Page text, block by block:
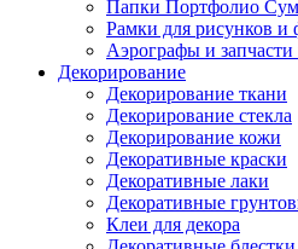
Папки Портфолио
Рамки для рисунков и
Аэрографы и
Декорирование
Декорирование ткани
Декорирование стекла
Декорирование кожи
Декоративные краски
Декоративные лаки
Декоративные
Клеи для декора